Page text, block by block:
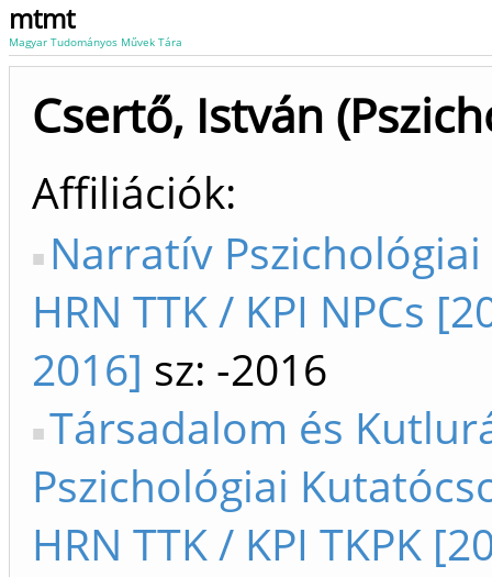
mtmt
Magyar Tudományos Művek Tára
Csertő, István
Affiliációk
Narratív
HRN TTK / KPI NPCs
2016] sz: -2016
Társadalom és
Pszichológiai
HRN TTK / KPI TKPK